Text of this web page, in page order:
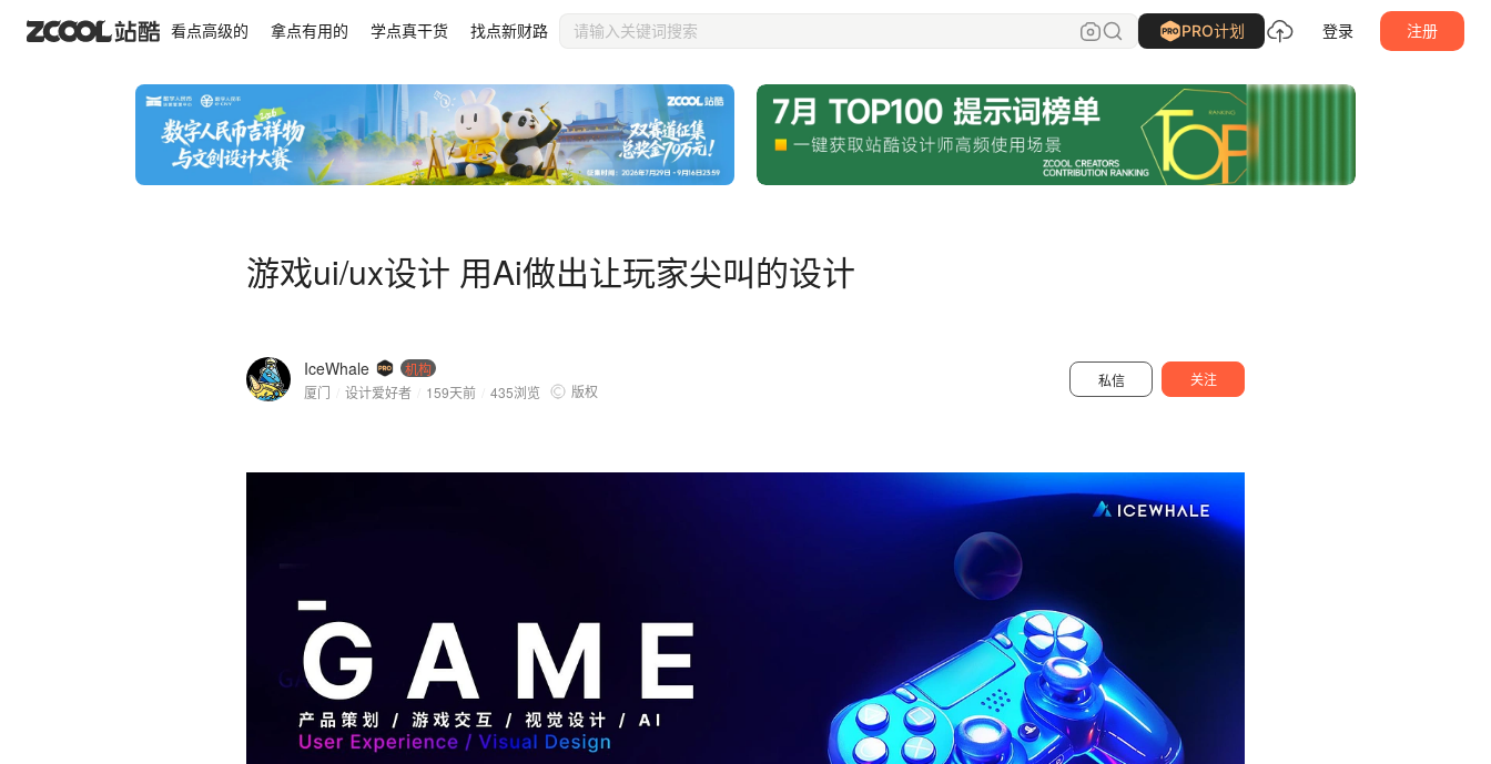
看点高级的 拿点有用的 学点真干货 找点新财路 PRO计划 登录 注册
游戏ui/ux设计 用Ai做出让玩家尖叫的设计
IceWhale
机构
厦门
设计爱好者 159天前 435浏览 版权
私信 关注
游戏ui/ux设计 用Ai做出让玩家尖叫的设计 IceWhale 关注